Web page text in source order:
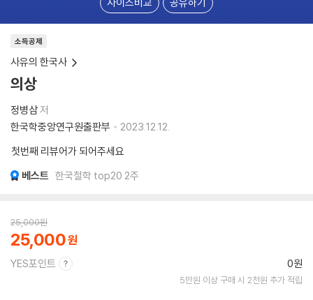
소득공제
사유의 한국사
의상
정병삼저
한국학중앙연구원출판부
2023.12.12.
첫번째 리뷰어가 되어주세요
베스트 한국철학 top20 2주
25,000원
25,000
YES포인트 0원
5만원 이상 구매 시 2천원 추가 적립